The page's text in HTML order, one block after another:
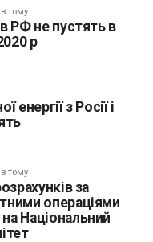
тому
РФ не пустять в
р
енергії з Росії і
тому
за
операціями
Національний